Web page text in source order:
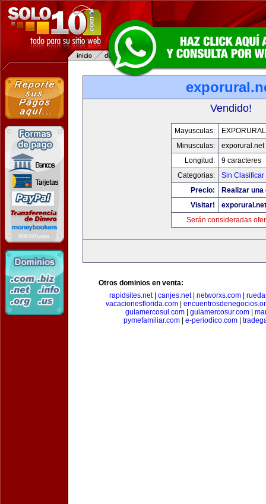
Vendido!
Mayusculas:
Minusculas:
exporural.net
Longitud:
9 caracteres
Categorias:
Sin Clasificar
Precio:
Realizar
Visitar!
exporural.net
Serán consideradas
Otros dominios en venta:
rapidsites.net| canjes.net| networxs.com|
vacacionesflorida.com
guiamercosul.com| guiamercosur.com|
pymefamiliar.com| e-periodico.com|